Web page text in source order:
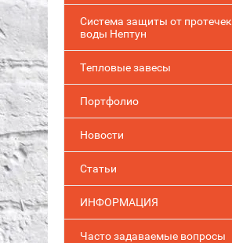
Система защиты от протечек
воды Нептун
Тепловые завесы
Портфолио
Новости
Статьи
ИНФОРМАЦИЯ
Часто задаваемые вопросы